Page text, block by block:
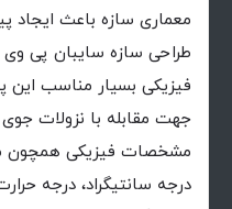
معماری سازه باعث
طراحی سازه سایبان پی
فیزیکی بسیار مناسب
جهت مقابله با نزولات